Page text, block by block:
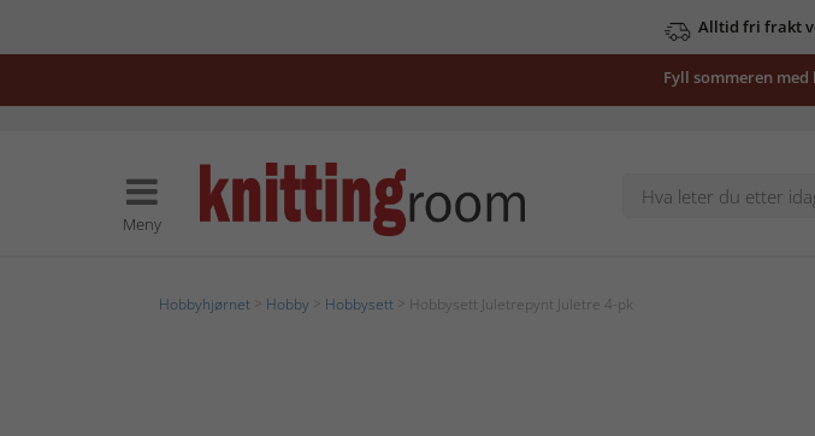
Alltid fri frakt
Fyll sommeren
Meny
Hobbyhjørnet Hobby Hobbysett > Hobbysett Juletrepynt Juletre 4-pk